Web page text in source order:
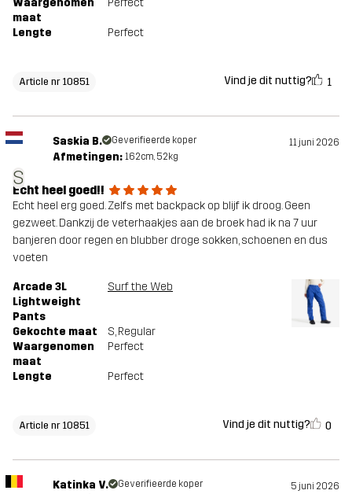
maat
Lengte Perfect
Article nr 10851 Vind je dit nuttig? 1
S
Saskia B. Geverifieerde koper 11 juni 2026
Afmetingen: 162cm, 52kg
Echt heel goed!!
Echt heel erg goed. Zelfs met backpack op blijf ik droog. Geen
gezweet. Dankzij de veterhaakjes aan de broek had ik na 7 uur
banjeren door regen en blubber droge sokken, schoenen en dus
voeten
Arcade 3L
Lightweight
Pants
Surf the Web
Gekochte maat S, Regular
Waargenomen
maat
Perfect
Lengte Perfect
Article nr 10851 Vind je dit nuttig? 0
Katinka V. Geverifieerde koper 5 juni 2026